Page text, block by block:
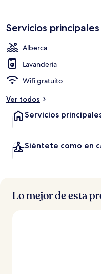
Servicios principales
Alberca
Lavandería
Wifi gratuito
Ver todos
Servicios
Siéntete como en
Lo mejor de esta